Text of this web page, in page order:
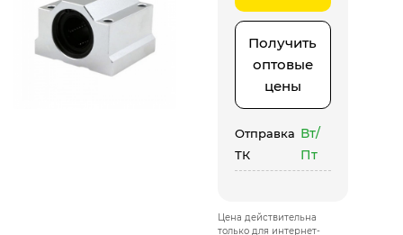
Получить
оптовые
цены
Отправка
ТК
Вт/
Пт
Цена действительна
только для интернет-